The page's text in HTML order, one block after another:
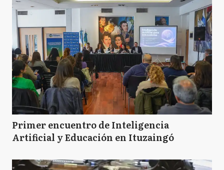
Primer encuentro de Inteligencia
Artificial y Educación en Ituzaingó